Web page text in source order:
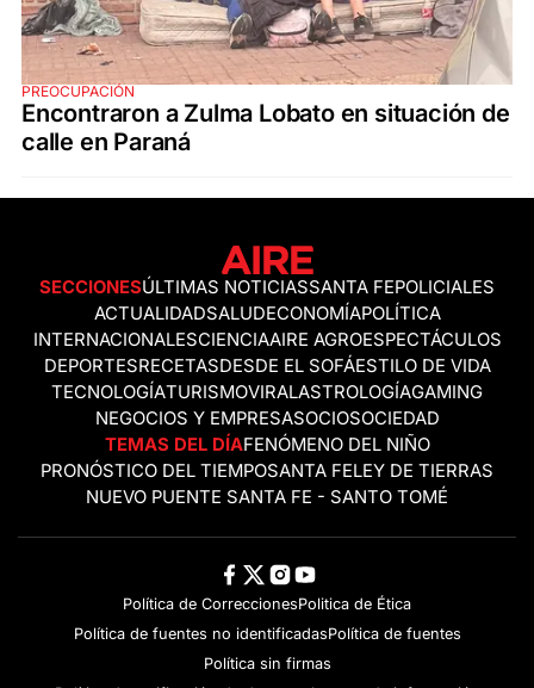
PREOCUPACIÓN
Encontraron a Zulma Lobato en situación de
calle en Paraná
SECCIONESÚLTIMAS NOTICIASSANTA FEPOLICIALES
ACTUALIDADSALUDECONOMÍAPOLÍTICA
INTERNACIONALESCIENCIAAIRE AGROESPECTÁCULOS
DEPORTESRECETASDESDE EL SOFÁESTILO DE VIDA
TECNOLOGÍATURISMOVIRALASTROLOGÍAGAMING
NEGOCIOS Y EMPRESASOCIOSOCIEDAD
TEMAS DEL DÍAFENÓMENO DEL NIÑO
PRONÓSTICO DEL TIEMPOSANTA FELEY DE TIERRAS
NUEVO PUENTE SANTA FE - SANTO TOMÉ
Política de CorreccionesPolitica de Ética
Política de fuentes no identificadasPolítica de fuentes
Política sin firmas